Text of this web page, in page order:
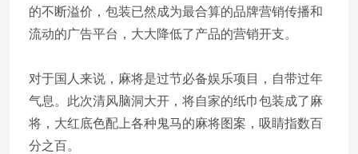
的不断溢价，包装已然成为最合算的品牌营销传播和
流动的广告平台，大大降低了产品的营销开支。
对于国人来说，麻将是过节必备娱乐项目，自带过年
气息。此次清风脑洞大开，将自家的纸巾包装成了麻
将，大红底色配上各种鬼马的麻将图案，吸睛指数百
分之百。